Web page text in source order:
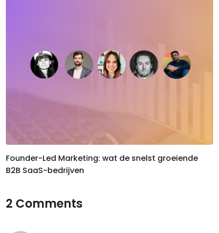
Founder-Led Marketing: wat de snelst groeiende
B2B SaaS-bedrijven
2 Comments